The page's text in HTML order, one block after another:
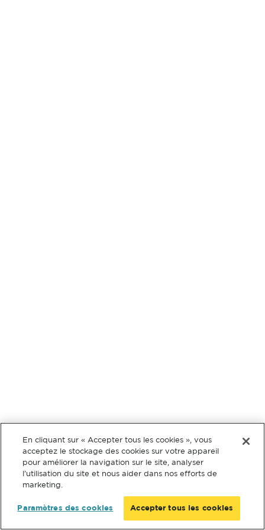
En cliquant sur « Accepter tous les cookies », vous
acceptez le stockage des cookies sur votre appareil
pour améliorer la navigation sur le site, analyser
l’utilisation du site et nous aider dans nos efforts de
marketing.
Paramètres des cookies Accepter tous les cookies